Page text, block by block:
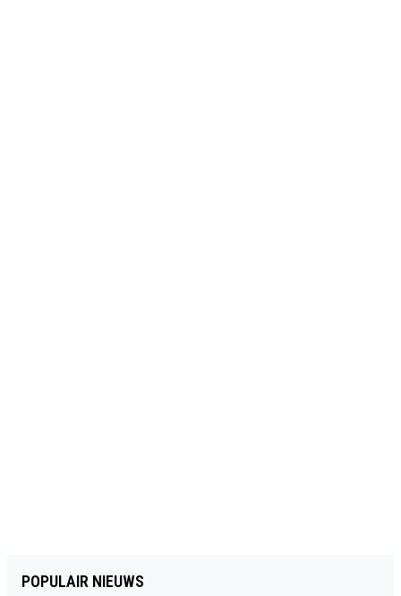
POPULAIR NIEUWS